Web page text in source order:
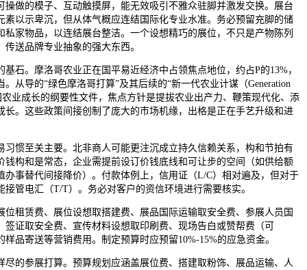
操做的模子、互动触摸屏，能无效吸引不雅众驻脚并激发交换。展台
素以示卑沉，但从体气概应连结国际化专业水准。务必预留充脚的储
私家物品，以连结展台整洁。一个设想精巧的展位，不只是产物陈列
送品牌专业抽象的强大东西。
。摩洛哥农业正在国平易近经济中占领焦点地位，约占P的13%，
从导的“绿色摩洛哥打算”及其后续的“新一代农业计谋（Generation
农业成长的纲要性文件，焦点方针是提拔农业出产力、鞭策现代化、添
长。这些政策间接创制了庞大的市场机缘，出格是正在手艺升级和进
至关主要。北非商人可能更注沉成立持久信赖关系，构和节拍有
钱构和是常态，企业需提前设订价钱底线和可让步的空间（如供给额
办事替代间接降价）。付款体例上，信用证（L/C）相对遍及，但对于
管电汇（T/T）。务必对客户的资信环境进行需要核实。
赁费、展位设想取搭建费、展品国际运输取安全费、参展人员国
签证取安全费、宣传材料设想取印刷费、现场告白或赞帮费（可
品寄送等营销费用。制定预算时应预留10%-15%的应急资金。
参展打算。预算规划应涵盖展位费、搭建取粉饰、展品运输、人